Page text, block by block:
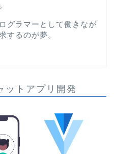
グラマーとして働きなが
するのが夢。
ットアプリ開発